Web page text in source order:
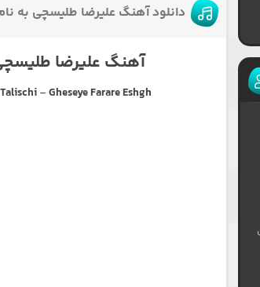
دانلود آهنگ علیرضا طلیسچی به
آهنگ علیرضا
–Gheseye Farare Eshgh